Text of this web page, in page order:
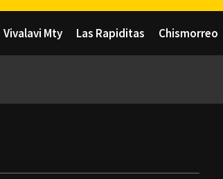
Vivalavi Mty Las Rapiditas Chismorreo